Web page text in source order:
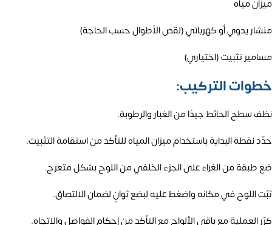
ميزان مياه
منشار يدوي أو كهربائي (لقص الأطوال حسب الحاجة)
مسامير تثبيت (اختياري)
خطوات التركيب:
نظف سطح الحائط جيدًا من الغبار والرطوبة.
حدّد نقطة البداية باستخدام ميزان المياه للتأكد من استقامة التثبيت.
ضع طبقة من الغراء على الجزء الخلفي من اللوح بشكل متعرج.
ثبّت اللوح في مكانه واضغط عليه لبضع ثوانٍ لضمان الالتصاق.
كرّر العملية مع باقي الألواح مع التأكد من إحكام الفواصل والاتجاه.